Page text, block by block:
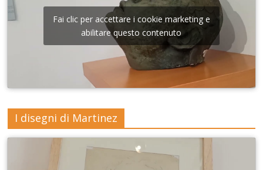
Fai clic per accettare i cookie marketing e
abilitare questo contenuto
I disegni di Martinez